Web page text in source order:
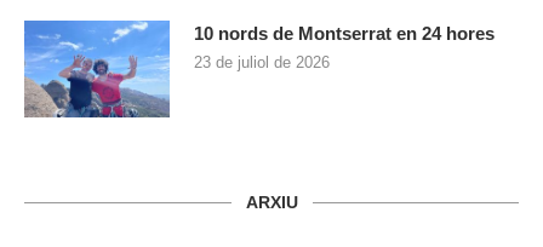
10 nords de Montserrat en 24 hores
23 de juliol de 2026
ARXIU